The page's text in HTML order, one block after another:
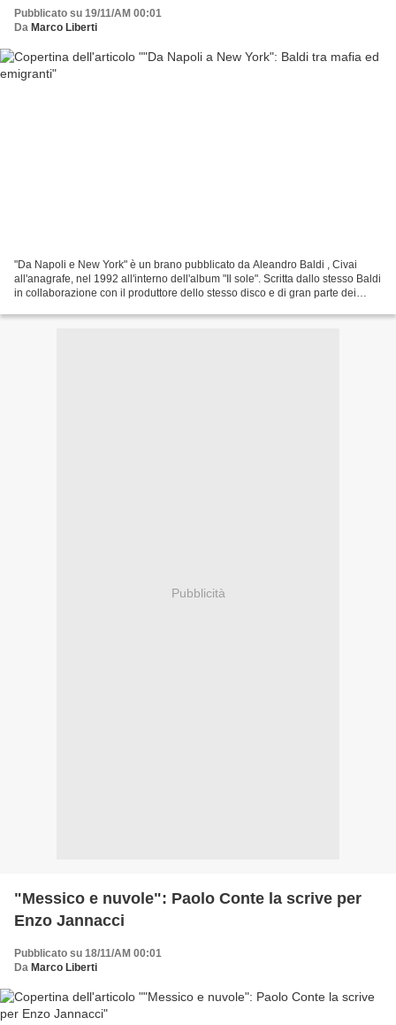
Pubblicato su 19/11/AM 00:01
Da Marco Liberti
"Da Napoli e New York" è un brano pubblicato da Aleandro Baldi , Civai
all'anagrafe, nel 1992 all'interno dell'album "Il sole". Scritta dallo stesso Baldi
in collaborazione con il produttore dello stesso disco e di gran parte dei
Pubblicità
"Messico e nuvole": Paolo Conte la scrive per
Enzo Jannacci
Pubblicato su 18/11/AM 00:01
Da Marco Liberti